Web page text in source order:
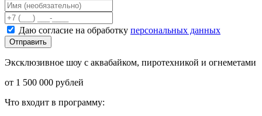
Даю согласие на обработку персональных данных
Отправить
Эксклюзивное шоу с аквабайком, пиротехникой и огнеметами
от 1 500 000 рублей
Что входит в программу: